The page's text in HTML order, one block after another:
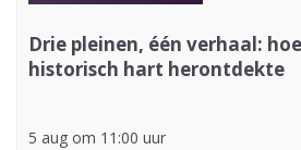
Drie pleinen, één verhaal:
historisch hart herontdekte
5 aug om 11:00 uur